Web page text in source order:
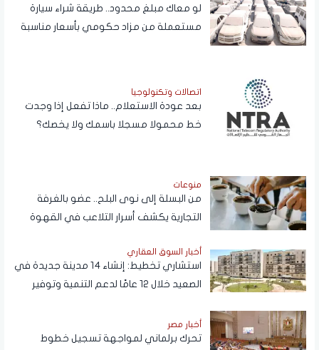
لو معاك مبلغ محدود.. طريقة شراء سيارة
مستعملة من مزاد حكومي بأسعار مناسبة
اتصالات وتكنولوجيا
بعد عودة الاستعلام.. ماذا تفعل إذا وجدت
خط محمولا مسجلا باسمك ولا يخصك؟
منوعات
من البسلة إلى نوى البلح.. عضو بالغرفة
التجارية يكشف أسرار التلاعب في القهوة
أخبار السوق العقاري
استشاري تخطيط: إنشاء 14 مدينة جديدة في
الصعيد خلال 12 عامًا لدعم التنمية وتوفير
أخبار مصر
تحرك برلماني لمواجهة تسجيل خطوط